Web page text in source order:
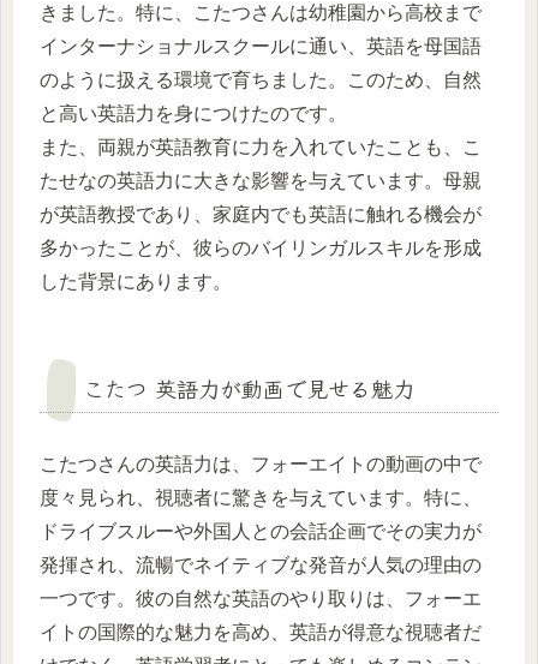
きました。特に、こたつさんは幼稚園から高校まで
インターナショナルスクールに通い、英語を母国語
のように扱える環境で育ちました。このため、自然
と高い英語力を身につけたのです。
また、両親が英語教育に力を入れていたことも、こ
たせなの英語力に大きな影響を与えています。母親
が英語教授であり、家庭内でも英語に触れる機会が
多かったことが、彼らのバイリンガルスキルを形成
した背景にあります。
こたつ 英語力が動画で見せる魅力
こたつさんの英語力は、フォーエイトの動画の中で
度々見られ、視聴者に驚きを与えています。特に、
ドライブスルーや外国人との会話企画でその実力が
発揮され、流暢でネイティブな発音が人気の理由の
一つです。彼の自然な英語のやり取りは、フォーエ
イトの国際的な魅力を高め、英語が得意な視聴者だ